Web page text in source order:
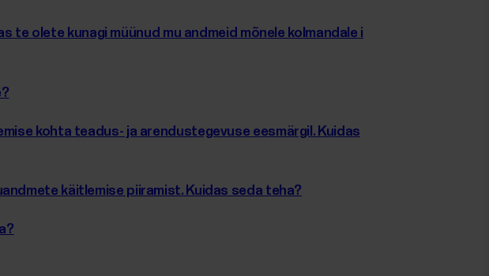
te olete kunagi müünud mu andmeid mõnele kolmandale i
kohta teadus- ja arendustegevuse eesmärgil. Kuidas
käitlemise piiramist. Kuidas seda teha?